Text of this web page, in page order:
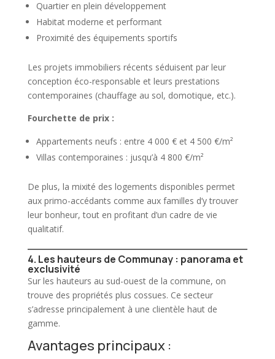
Quartier en plein développement
Habitat moderne et performant
Proximité des équipements sportifs
Les projets immobiliers récents séduisent par leur
conception éco-responsable et leurs prestations
contemporaines (chauffage au sol, domotique, etc.).
Fourchette de prix :
Appartements neufs : entre 4 000 € et 4 500 €/m²
Villas contemporaines : jusqu’à 4 800 €/m²
De plus, la mixité des logements disponibles permet
aux primo-accédants comme aux familles d’y trouver
leur bonheur, tout en profitant d’un cadre de vie
qualitatif.
4. Les hauteurs de Communay : panorama et
exclusivité
Sur les hauteurs au sud-ouest de la commune, on
trouve des propriétés plus cossues. Ce secteur
s’adresse principalement à une clientèle haut de
gamme.
Avantages principaux :